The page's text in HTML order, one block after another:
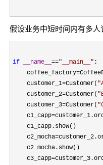
假设业务中短时间内有多人
if __name__ ==" __main__ " :
    coffee_factory
=
    customer_1
=Customer( "
    customer_2
=Customer( "
    customer_3
=Customer( "
    c1_capp
    c1_capp.show()
    c2_mocha
    c2_mocha.show()
    c3_capp